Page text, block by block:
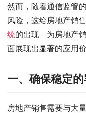
然而，随着通信监管
风险，这给房地产销
统的出现，为房地产
面展现出显著的应用价
一、确保稳定
房地产销售需要与大